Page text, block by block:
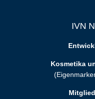
IVN
Kosmetika
Mitglied